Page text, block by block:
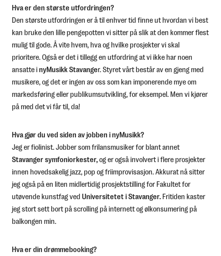
Hva er den største utfordringen?
Den største utfordringen er å til enhver tid finne ut hvordan vi best
kan bruke den lille pengepotten vi sitter på slik at den kommer flest
mulig til gode. Å vite hvem, hva og hvilke prosjekter vi skal
prioritere. Også er det i tillegg en utfordring at vi ikke har noen
ansatte inyMusikk Stavanger. Styret vårt består av en gjeng med
musikere, og det er ingen av oss som kan imponerende mye om
markedsføring eller publikumsutvikling, for eksempel. Men vi kjører
på med det vi får til, da!
Hva gjør du ved siden av jobben i nyMusikk?
Jeg er fiolinist. Jobber som frilansmusiker for blant annet
Stavanger symfoniorkester,og er også involvert i flere prosjekter
innen hovedsakelig jazz, pop og friimprovisasjon. Akkurat nå sitter
jeg også på en liten midlertidig prosjektstilling for Fakultet for
utøvende kunstfag ved Universitetet i Stavanger.Fritiden kaster
jeg stort sett bort på scrolling på internett og ølkonsumering på
balkongen min.
Hva er din drømmebooking?